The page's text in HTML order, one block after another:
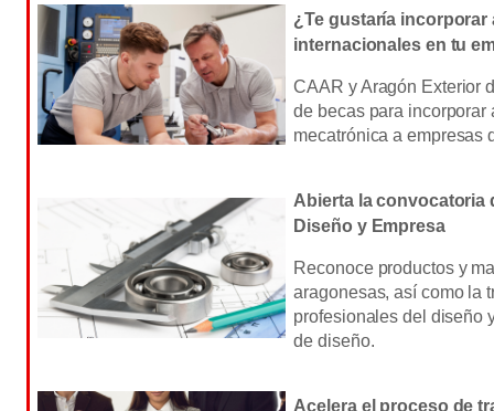
¿Te gustaría incorporar
internacionales en tu
CAAR y Aragón Exterior
de becas para incorporar
mecatrónica a empresas
Abierta la convocatoria
Diseño y Empresa
Reconoce productos y
aragonesas, así como la
profesionales del diseño
de diseño.
Acelera el proceso de